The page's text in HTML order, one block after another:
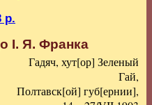
р.
І. Я. Франка
Гадяч, хут[ор] Зеленый
Гай,
Полтавск[ой] губ[ернии],